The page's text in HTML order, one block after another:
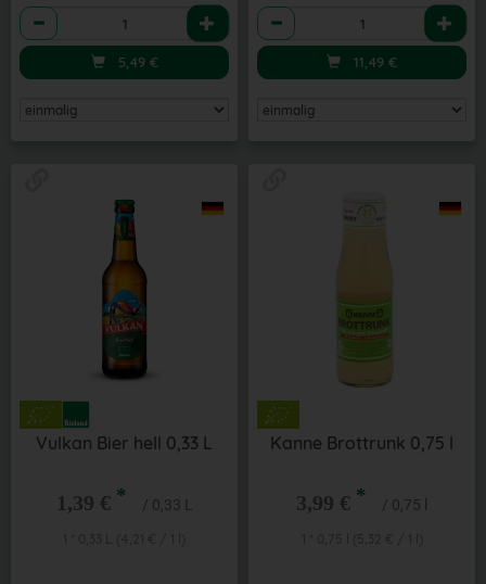
Anzahl
5,49 €
Anzahl
11,49 €
Vulkan Bier hell 0,33 L
1,39 € * / 0,33 L
Kanne Brottrunk 0,75 l
3,99 € * / 0,75 l